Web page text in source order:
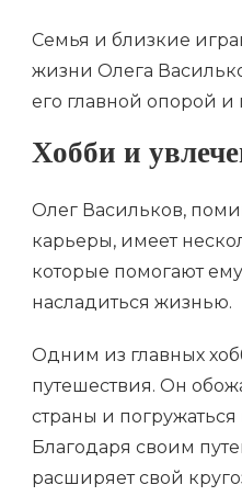
Семья и близкие
жизни Олега
его главной опорой
Хобби и
Олег Васильков,
карьеры, имеет
которые помогают
насладиться жизнью.
Одним из главных
путешествия. Он
страны и погружаться
Благодаря своим
расширяет свой